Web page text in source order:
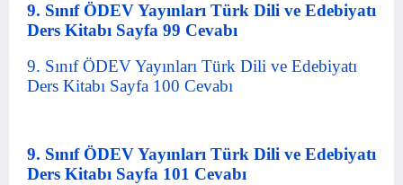
9. Sınıf ÖDEV Yayınları Türk Dili ve Edebiyatı
Ders Kitabı Sayfa 99 Cevabı
9. Sınıf ÖDEV Yayınları Türk Dili ve Edebiyatı
Ders Kitabı Sayfa 100 Cevabı
9. Sınıf ÖDEV Yayınları Türk Dili ve Edebiyatı
Ders Kitabı Sayfa 101 Cevabı